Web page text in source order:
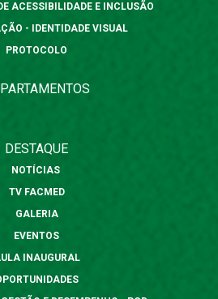
ACESSIBILIDADE E INCLUSÃO
- IDENTIDADE VISUAL
PROTOCOLO
DESTAQUE
NOTÍCIAS
TV FACMED
GALERIA
EVENTOS
INAUGURAL